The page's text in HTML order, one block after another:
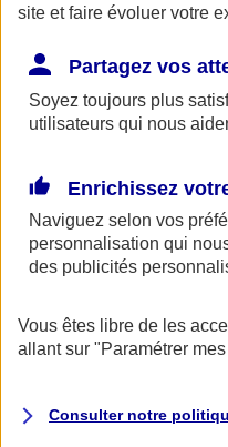
site et faire évoluer votre
Partagez vos
Soyez toujours plus
utilisateurs qui nous
Enrichissez
Naviguez selon vos
personnalisation qui
des publicités
Vous êtes libre de les
allant sur "Paramétrer mes
Consulter notre